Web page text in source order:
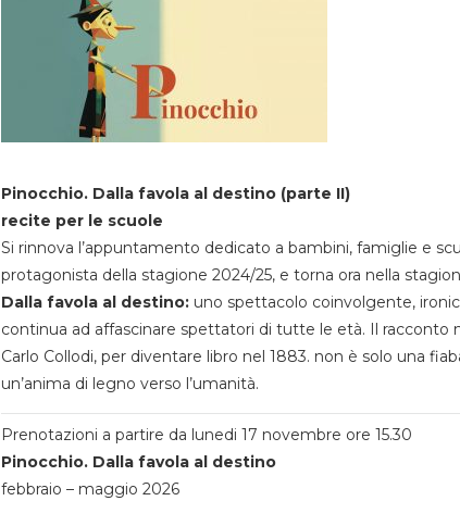
Pinocchio. Dalla favola al destino (parte II)
recite per le scuole
Si rinnova l’appuntamento dedicato a bambini, famiglie e
protagonista della stagione 2024/25, e torna ora nella
Dalla favola al destino:uno spettacolo coinvolgente,
continua ad affascinare spettatori di tutte le età. Il racconto
Carlo Collodi, per diventare libro nel 1883. non è solo una
un’anima di legno verso l’umanità.
Prenotazioni a partire da lunedi 17 novembre ore 15.30
Pinocchio. Dalla favola al destino
febbraio – maggio 2026